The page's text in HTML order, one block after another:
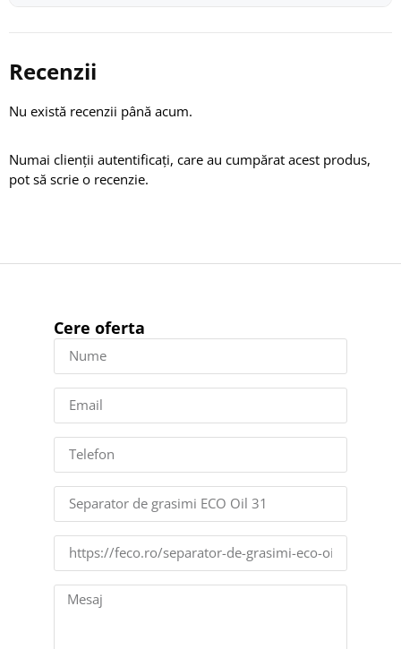
Recenzii
Nu există recenzii până acum.
Numai clienții autentificați, care au cumpărat acest produs,
pot să scrie o recenzie.
Cere oferta